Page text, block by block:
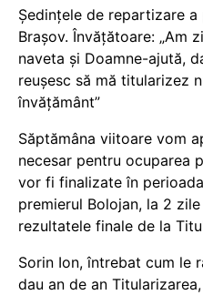
Ședințele de repartizare
Brașov. Învățătoare: „Am
naveta și Doamne-ajută,
reușesc să mă titularizez
învățământ”
Săptămâna viitoare vom
necesar pentru ocuparea
vor fi finalizate în
premierul Bolojan, la 2
rezultatele finale de la
Sorin Ion, întrebat cum le
dau an de an